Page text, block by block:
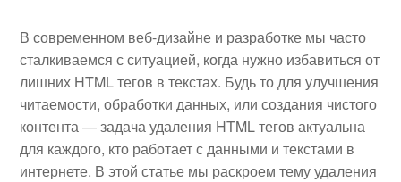
В современном веб-дизайне и разработке мы часто
сталкиваемся с ситуацией, когда нужно избавиться от
лишних HTML тегов в текстах. Будь то для улучшения
читаемости, обработки данных, или создания чистого
контента — задача удаления HTML тегов актуальна
для каждого, кто работает с данными и текстами в
интернете. В этой статье мы раскроем тему удаления